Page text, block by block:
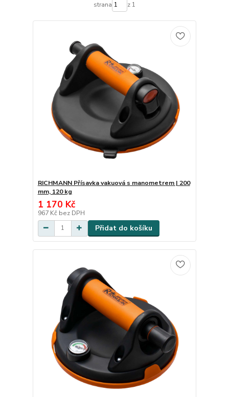
strana z 1
RICHMANN Přísavka vakuová s manometrem | 200
mm, 120 kg
1 170 Kč
967 Kč bez DPH
Přidat do košíku